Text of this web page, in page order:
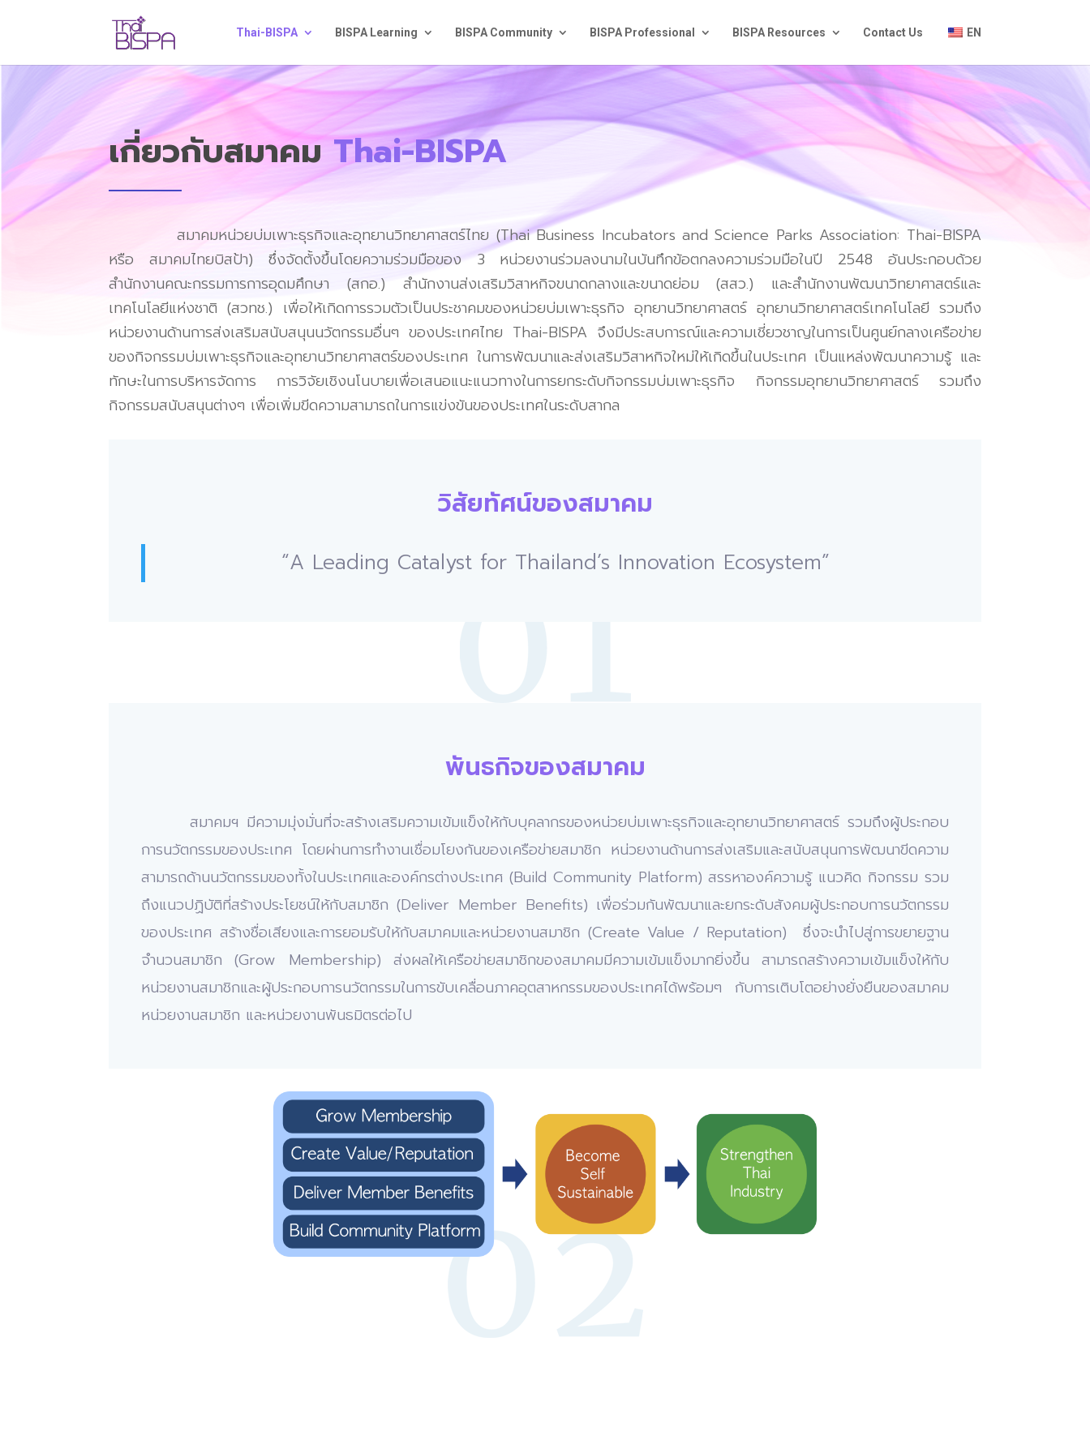
Thai-BISPA BISPA Learning BISPA Community BISPA Professional BISPA Resources Contact Us EN
เกี่ยวกับสมาคมThai-BISPA
สมาคมหน่วยบ่มเพาะธุรกิจและอุทยานวิทยาศาสตร์ไทย (Thai Business Incubators and Science Parks Association: Thai-BISPA
หรือ
สมาคมไทยบิสป้า) ซึ่งจัดตั้งขึ้นโดยความร่วมมือของ3 หน่วยงานร่วมลงนามในบันทึกข้อตกลงความร่วมมือในปี 2548 อันประกอบด้วย
สำนักงานคณะกรรมการการอุดมศึกษา (สกอ.) สำนักงานส่งเสริมวิสาหกิจขนาดกลางและขนาดย่อม (สสว.) และสำนักงานพัฒนาวิทยาศาสตร์และ
เทคโนโลยีแห่งชาติ (สวทช.) เพื่อให้เกิดการรวมตัวเป็นประชาคมของหน่วยบ่มเพาะธุรกิจ อุทยานวิทยาศาสตร์ อุทยานวิทยาศาสตร์เทคโนโลยี รวมถึง
หน่วยงานด้านการส่งเสริมสนับสนุนนวัตกรรมอื่นๆ ของประเทศไทย Thai-BISPA จึงมีประสบการณ์และความเชี่ยวชาญในการเป็นศูนย์กลางเครือข่าย
ของกิจกรรมบ่มเพาะธุรกิจและอุทยานวิทยาศาสตร์ของประเทศ ในการพัฒนาและส่งเสริมวิสาหกิจใหม่ให้เกิดขึ้นในประเทศ เป็นแหล่งพัฒนาความรู้ และ
ทักษะในการบริหารจัดการ
การวิจัยเชิงนโนบายเพื่อเสนอแนะแนวทางในการยกระดับกิจกรรมบ่มเพาะธุรกิจ กิจกรรมอุทยานวิทยาศาสตร์
รวมถึง
กิจกรรมสนับสนุนต่างๆ เพื่อเพิ่มขีดความสามารถในการแข่งขันของประเทศในระดับสากล
วิสัยทัศน์ของสมาคม
“A Leading Catalyst for Thailand’s Innovation Ecosystem”
พันธกิจของสมาคม
สมาคมฯ มีความมุ่งมั่นที่จะสร้างเสริมความเข้มแข็งให้กับบุคลากรของหน่วยบ่มเพาะธุรกิจและอุทยานวิทยาศาสตร์ รวมถึงผู้ประกอบ
การนวัตกรรมของประเทศ โดยผ่านการทำงานเชื่อมโยงกันของเครือข่ายสมาชิก หน่วยงานด้านการส่งเสริมและสนับสนุนการพัฒนาขีดความ
สามารถด้านนวัตกรรมของทั้งในประเทศและองค์กรต่างประเทศ (Build Community Platform)สรรหาองค์ความรู้ แนวคิด กิจกรรม รวม
ถึงแนวปฏิบัติที่สร้างประโยชน์ให้กับสมาชิก (Deliver Member Benefits) เพื่อร่วมกันพัฒนาและยกระดับสังคมผู้ประกอบการนวัตกรรม
ของประเทศ สร้างชื่อเสียงและการยอมรับให้กับสมาคมและหน่วยงานสมาชิก (Create Value / Reputation)
ซึ่งจะนำไปสู่การขยายฐาน
จำนวนสมาชิก (Grow Membership) ส่งผลให้เครือข่ายสมาชิกของสมาคมมีความเข้มแข็งมากยิ่งขึ้น สามารถสร้างความเข้มแข็งให้กับ
หน่วยงานสมาชิกและผู้ประกอบการนวัตกรรมในการขับเคลื่อนภาคอุตสาหกรรมของประเทศได้พร้อมๆ
กับการเติบโตอย่างยั่งยืนของสมาคม
หน่วยงานสมาชิก และหน่วยงานพันธมิตรต่อไป